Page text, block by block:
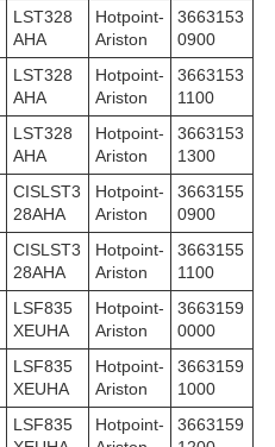
LST328
AHA
Hotpoint-
Ariston
3663153
0900
LST328
AHA
Hotpoint-
Ariston
3663153
1100
LST328
AHA
Hotpoint-
Ariston
3663153
1300
CISLST3
28AHA
Hotpoint-
Ariston
3663155
0900
CISLST3
28AHA
Hotpoint-
Ariston
3663155
1100
LSF835
XEUHA
Hotpoint-
Ariston
3663159
0000
LSF835
XEUHA
Hotpoint-
Ariston
3663159
1000
LSF835
Hotpoint-
3663159